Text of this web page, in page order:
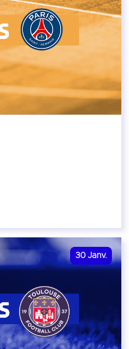
30 Janv.